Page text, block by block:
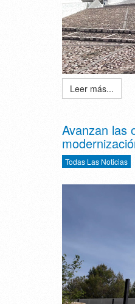
Leer más...
Avanzan las
Todas Las Noticias